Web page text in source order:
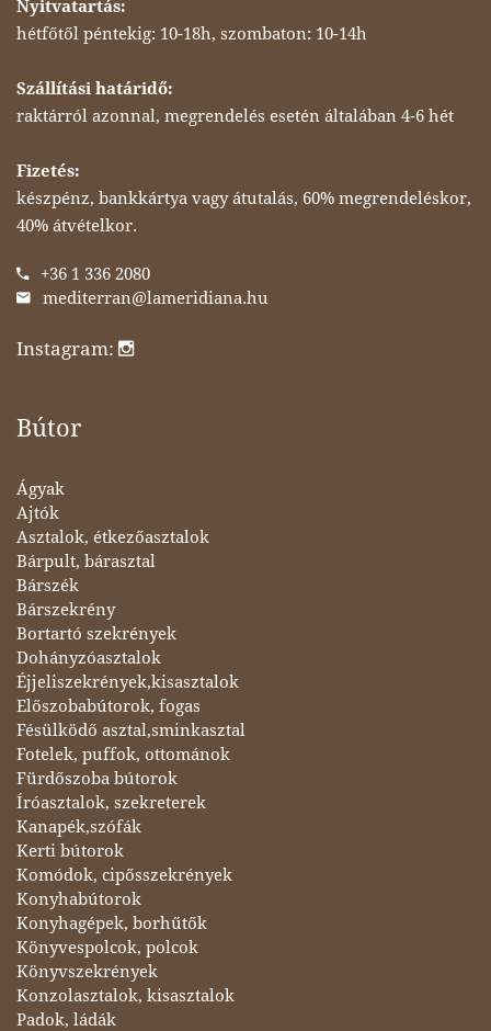
Nyitvatartás:
hétfőtől péntekig: 10-18h, szombaton: 10-14h
Szállítási határidő:
raktárról azonnal, megrendelés esetén általában 4-6 hét
Fizetés:
készpénz, bankkártya vagy átutalás, 60% megrendeléskor,
40% átvételkor.
+36 1 336 2080
mediterran@lameridiana.hu
Instagram:
Bútor
Ágyak
Ajtók
Asztalok, étkezőasztalok
Bárpult, bárasztal
Bárszék
Bárszekrény
Bortartó szekrények
Dohányzóasztalok
Éjjeliszekrények,kisasztalok
Előszobabútorok, fogas
Fésülködő asztal,sminkasztal
Fotelek, puffok, ottománok
Fürdőszoba bútorok
Íróasztalok, szekreterek
Kanapék,szófák
Kerti bútorok
Komódok, cipősszekrények
Konyhabútorok
Konyhagépek, borhűtők
Könyvespolcok, polcok
Könyvszekrények
Konzolasztalok, kisasztalok
Padok, ládák